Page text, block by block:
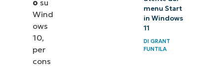
o su
Wind
ows
10,
per
cons
menu Start
in Windows
11
DIGRANT
FUNTILA